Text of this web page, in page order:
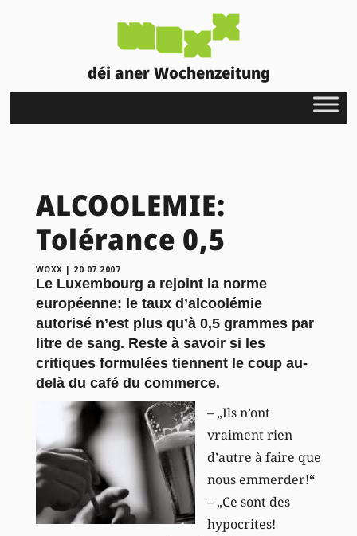
déi aner Wochenzeitung
ALCOOLEMIE:
Tolérance 0,5
WOXX | 20.07.2007
Le Luxembourg a rejoint la norme
européenne: le taux d’alcoolémie
autorisé n’est plus qu’à 0,5 grammes par
litre de sang. Reste à savoir si les
critiques formulées tiennent le coup au-
delà du café du commerce.
– „Ils n’ont
vraiment rien
d’autre à faire que
nous emmerder!“
– „Ce sont des
hypocrites!